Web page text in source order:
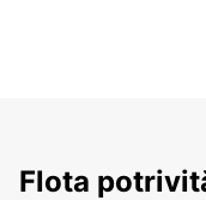
Flota